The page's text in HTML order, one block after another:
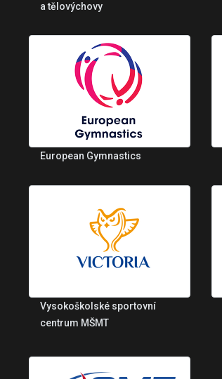
a tělovýchovy
European Gymnastics
Vysokoškolské sportovní
centrum MŠMT